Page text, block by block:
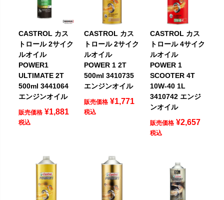
CASTROL カス
トロール 2サイク
ルオイル
POWER1
ULTIMATE 2T
500ml 3441064
エンジンオイル
販売価格 ¥1,881
税込
CASTROL カス
トロール 2サイク
ルオイル
POWER 1 2T
500ml 3410735
エンジンオイル
販売価格 ¥1,771
税込
CASTROL カス
トロール 4サイク
ルオイル
POWER 1
SCOOTER 4T
10W-40 1L
3410742 エンジ
ンオイル
販売価格 ¥2,657
税込